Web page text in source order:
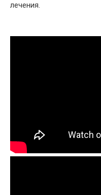
лечения.